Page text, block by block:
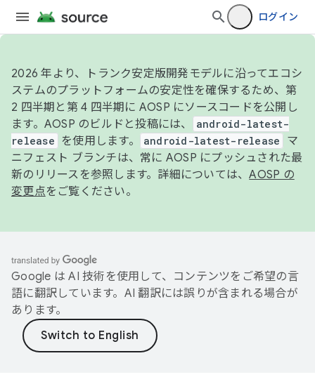
ログイン
2026 年より、トランク安定版開発モデルに沿ってエコシ
ステムのプラットフォームの安定性を確保するため、第
2 四半期と第 4 四半期に AOSP にソースコードを公開し
ます。AOSP のビルドと投稿には、
android-latest-
release
を使用します。 android-latest-release
マ
ニフェスト ブランチは、常に AOSP にプッシュされた最
新のリリースを参照します。詳細については、AOSP の
変更点をご覧ください。
Google は AI 技術を使用して、コンテンツをご希望の言
語に翻訳しています。AI 翻訳には誤りが含まれる場合が
あります。